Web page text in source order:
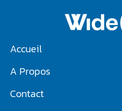
Accueil
A Propos
Contact